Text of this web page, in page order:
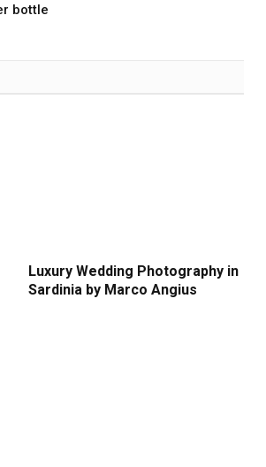
bottle
Luxury Wedding Photography in
Sardinia by Marco Angius